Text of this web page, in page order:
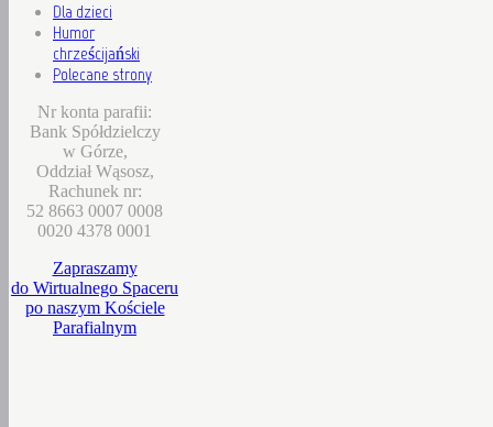
Dla dzieci
Humor
chrześcijański
Polecane strony
Nr konta parafii:
Bank Spółdzielczy
w Górze,
Oddział Wąsosz,
Rachunek nr:
52 8663 0007 0008
0020 4378 0001
Zapraszamy
do Wirtualnego Spaceru
po naszym Kościele
Parafialnym